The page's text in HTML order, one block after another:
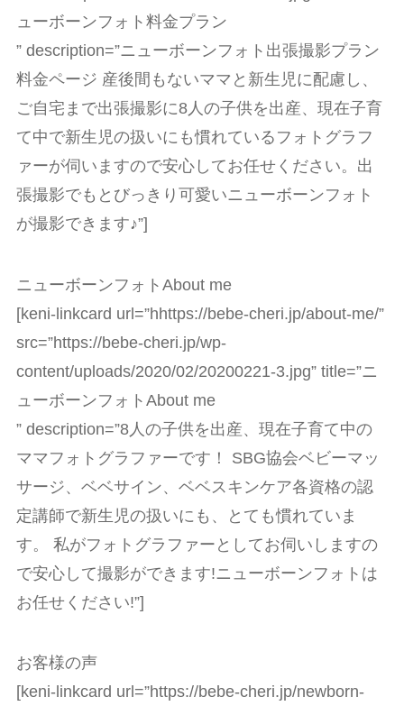
ューボーンフォト料金プラン
” description=”ニューボーンフォト出張撮影プラン
料金ページ 産後間もないママと新生児に配慮し、
ご自宅まで出張撮影に8人の子供を出産、現在子育
て中で新生児の扱いにも慣れているフォトグラフ
ァーが伺いますので安心してお任せください。出
張撮影でもとびっきり可愛いニューボーンフォト
が撮影できます♪”]
ニューボーンフォトAbout me
[keni-linkcard url=”hhttps://bebe-cheri.jp/about-me/”
src=”https://bebe-cheri.jp/wp-
content/uploads/2020/02/20200221-3.jpg” title=”ニ
ューボーンフォトAbout me
” description=”8人の子供を出産、現在子育て中の
ママフォトグラファーです！ SBG協会ベビーマッ
サージ、ベベサイン、ベベスキンケア各資格の認
定講師で新生児の扱いにも、とても慣れていま
す。 私がフォトグラファーとしてお伺いしますの
で安心して撮影ができます!ニューボーンフォトは
お任せください!”]
お客様の声
[keni-linkcard url=”https://bebe-cheri.jp/newborn-